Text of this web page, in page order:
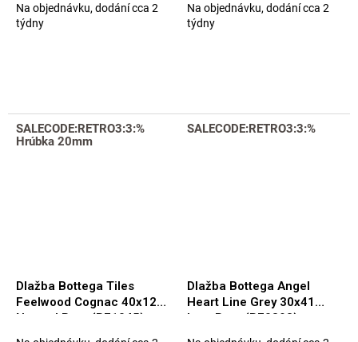
Na objednávku, dodání cca 2
týdny
Na objednávku, dodání cca 2
týdny
SALECODE:RETRO3:3:%
Hrúbka 20mm
Dlažba Bottega Tiles
Feelwood Cognac 40x120
Natural Rett. (B71045)
SALECODE:RETRO3:3:%
Dlažba Bottega Angel
Heart Line Grey 30x41
Luc. Rett. (B70893)